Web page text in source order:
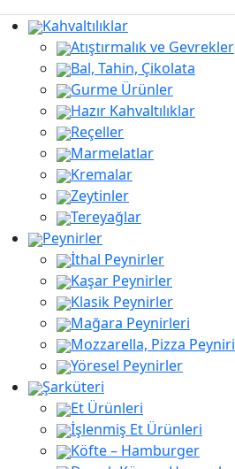
Kahvaltılıklar
Atıştırmalık ve Gevrekler
Bal, Tahin, Çikolata
Gurme Ürünler
Hazır Kahvaltılıklar
Reçeller
Marmelatlar
Kremalar
Zeytinler
Tereyağlar
Peynirler
İthal Peynirler
Kaşar Peynirler
Klasik Peynirler
Mağara Peynirleri
Mozzarella, Pizza Peyniri
Yöresel Peynirler
Şarküteri
Et Ürünleri
İşlenmiş Et Ürünleri
Köfte – Hamburger